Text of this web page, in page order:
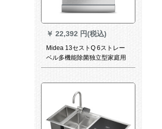
￥ 22,392 円(税込)
Midea 13セストQ 6ストレー
ベル多機能除菌独立型家庭用
食器洗い機Q 6